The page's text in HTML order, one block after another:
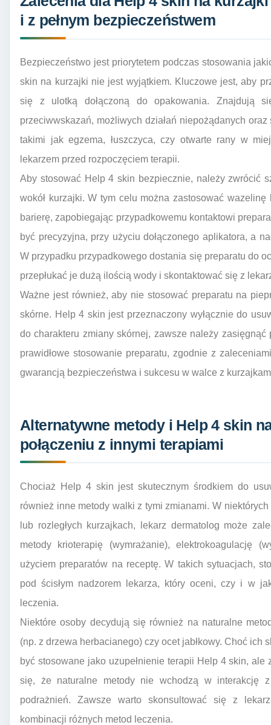
i z pełnym bezpieczeństwem
Bezpieczeństwo jest priorytetem podczas stosowania
skin na kurzajki nie jest wyjątkiem. Kluczowe jest, aby
się z ulotką dołączoną do opakowania. Znajdują
przeciwwskazań, możliwych działań niepożądanych
takimi jak egzema, łuszczyca, czy otwarte rany w
lekarzem przed rozpoczęciem terapii.
Aby stosować Help 4 skin bezpiecznie, należy zwrócić
wokół kurzajki. W tym celu można zastosować
barierę, zapobiegając przypadkowemu kontaktowi
być precyzyjna, przy użyciu dołączonego aplikatora, a
W przypadku przypadkowego dostania się preparatu do
przepłukać je dużą ilością wody i skontaktować się z
Ważne jest również, aby nie stosować preparatu na
skórne. Help 4 skin jest przeznaczony wyłącznie do
do charakteru zmiany skórnej, zawsze należy
prawidłowe stosowanie preparatu, zgodnie z
gwarancją bezpieczeństwa i sukcesu w walce z
Alternatywne metody i Help 4 skin
połączeniu z innymi terapiami
Chociaż Help 4 skin jest skutecznym środkiem do
również inne metody walki z tymi zmianami. W
lub rozległych kurzajkach, lekarz dermatolog może
metody krioterapię (wymrażanie), elektrokoagulację
użyciem preparatów na receptę. W takich sytuacjach,
pod ścisłym nadzorem lekarza, który oceni, czy i w
leczenia.
Niektóre osoby decydują się również na naturalne
(np. z drzewa herbacianego) czy ocet jabłkowy. Choć ich
być stosowane jako uzupełnienie terapii Help 4 skin,
się, że naturalne metody nie wchodzą w interakcję
podrażnień. Zawsze warto skonsultować się z
kombinacji różnych metod leczenia.